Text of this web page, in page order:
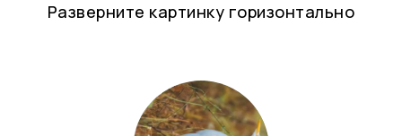
Разверните картинку горизонтально